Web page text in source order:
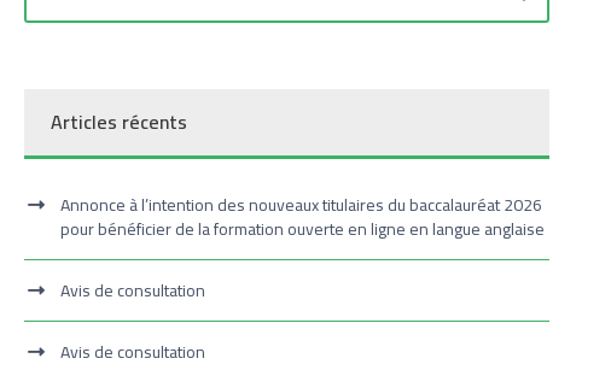
Articles récents
Annonce à l’intention des nouveaux titulaires du baccalauréat 2026
pour bénéficier de la formation ouverte en ligne en langue anglaise
Avis de consultation
Avis de consultation